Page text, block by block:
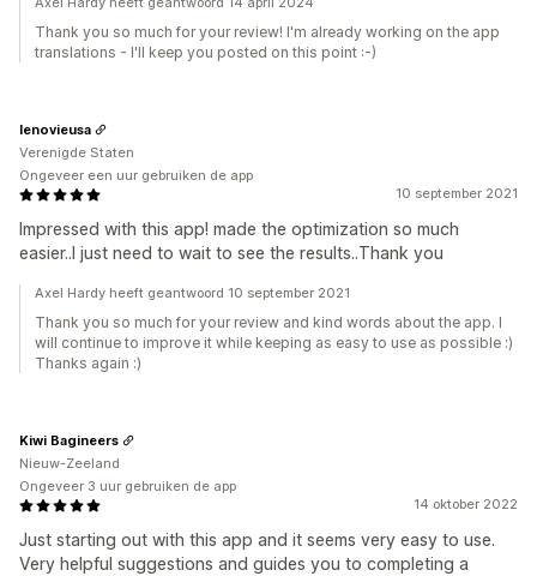
Thank you so much for your review! I'm already working on the app
translations - I'll keep you posted on this point :-)
10 september 2021
Impressed with this app! made the optimization so much
easier..I just need to wait to see the results..Thank you
lenovieusa
Verenigde Staten
Ongeveer een uur gebruiken de app
Axel Hardy heeft geantwoord 10 september 2021
Thank you so much for your review and kind words about the app. I
will continue to improve it while keeping as easy to use as possible :)
Thanks again :)
14 oktober 2022
Just starting out with this app and it seems very easy to use.
Very helpful suggestions and guides you to completing a
Kiwi Bagineers
Nieuw-Zeeland
Ongeveer 3 uur gebruiken de app